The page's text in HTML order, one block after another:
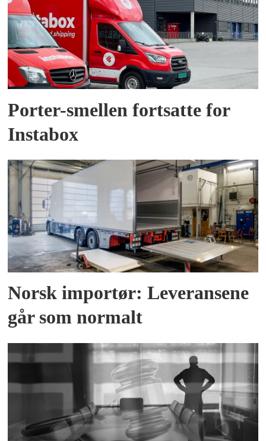
Porter-smellen fortsatte for
Instabox
Norsk importør: Leveransene
går som normalt